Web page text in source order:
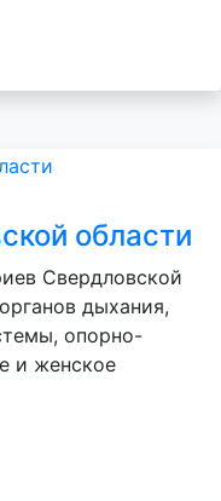
области
Свердловской
дыхания,
опорно-
и женское